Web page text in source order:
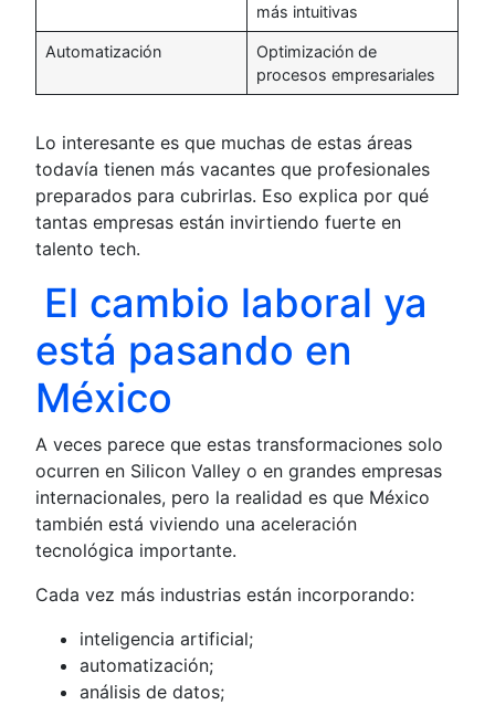
más intuitivas
Automatización
Optimización de
procesos empresariales
Lo interesante es que muchas de estas áreas
todavía tienen más vacantes que profesionales
preparados para cubrirlas. Eso explica por qué
tantas empresas están invirtiendo fuerte en
talento tech.
El cambio laboral ya
está pasando en
México
A veces parece que estas transformaciones solo
ocurren en Silicon Valley o en grandes empresas
internacionales, pero la realidad es que México
también está viviendo una aceleración
tecnológica importante.
Cada vez más industrias están incorporando:
inteligencia artificial;
automatización;
análisis de datos;